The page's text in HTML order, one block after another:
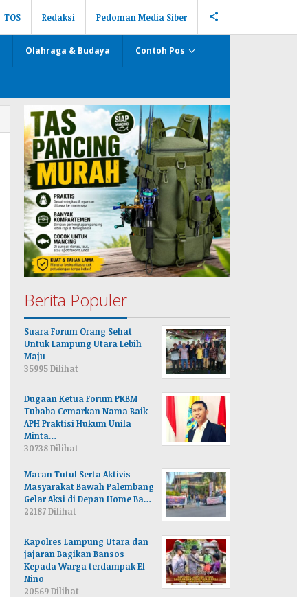
TOS Redaksi Pedoman Media Siber
Olahraga & Budaya Contoh Pos
Berita Populer
Suara Forum Orang Sehat
Untuk Lampung Utara Lebih
Maju
35995 Dilihat
Dugaan Ketua Forum PKBM
Tubaba Cemarkan Nama Baik
APH Praktisi Hukum Unila
Minta…
30738 Dilihat
Macan Tutul Serta Aktivis
Masyarakat Bawah Palembang
Gelar Aksi di Depan Home Ba…
22187 Dilihat
Kapolres Lampung Utara dan
jajaran Bagikan Bansos
Kepada Warga terdampak El
Nino
20569 Dilihat